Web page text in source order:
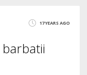
17 YEARS AGO